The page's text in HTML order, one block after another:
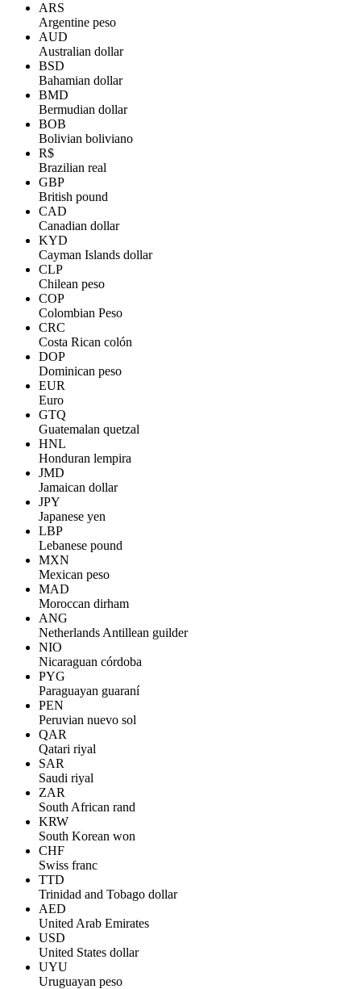
ARS
Argentine peso
AUD
Australian dollar
BSD
Bahamian dollar
BMD
Bermudian dollar
BOB
Bolivian boliviano
R$
Brazilian real
GBP
British pound
CAD
Canadian dollar
KYD
Cayman Islands dollar
CLP
Chilean peso
COP
Colombian Peso
CRC
Costa Rican colón
DOP
Dominican peso
EUR
Euro
GTQ
Guatemalan quetzal
HNL
Honduran lempira
JMD
Jamaican dollar
JPY
Japanese yen
LBP
Lebanese pound
MXN
Mexican peso
MAD
Moroccan dirham
ANG
Netherlands Antillean guilder
NIO
Nicaraguan córdoba
PYG
Paraguayan guaraní
PEN
Peruvian nuevo sol
QAR
Qatari riyal
SAR
Saudi riyal
ZAR
South African rand
KRW
South Korean won
CHF
Swiss franc
TTD
Trinidad and Tobago dollar
AED
United Arab Emirates
USD
United States dollar
UYU
Uruguayan peso